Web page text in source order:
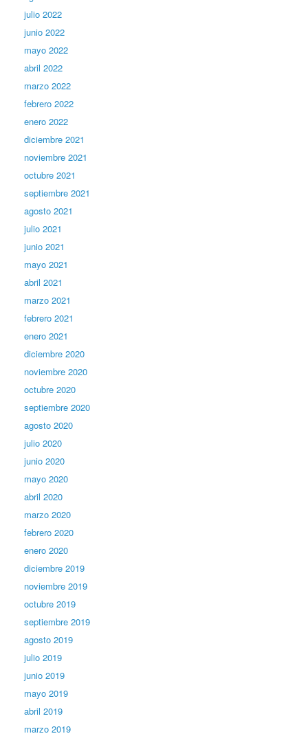
julio 2022
junio 2022
mayo 2022
abril 2022
marzo 2022
febrero 2022
enero 2022
diciembre 2021
noviembre 2021
octubre 2021
septiembre 2021
agosto 2021
julio 2021
junio 2021
mayo 2021
abril 2021
marzo 2021
febrero 2021
enero 2021
diciembre 2020
noviembre 2020
octubre 2020
septiembre 2020
agosto 2020
julio 2020
junio 2020
mayo 2020
abril 2020
marzo 2020
febrero 2020
enero 2020
diciembre 2019
noviembre 2019
octubre 2019
septiembre 2019
agosto 2019
julio 2019
junio 2019
mayo 2019
abril 2019
marzo 2019